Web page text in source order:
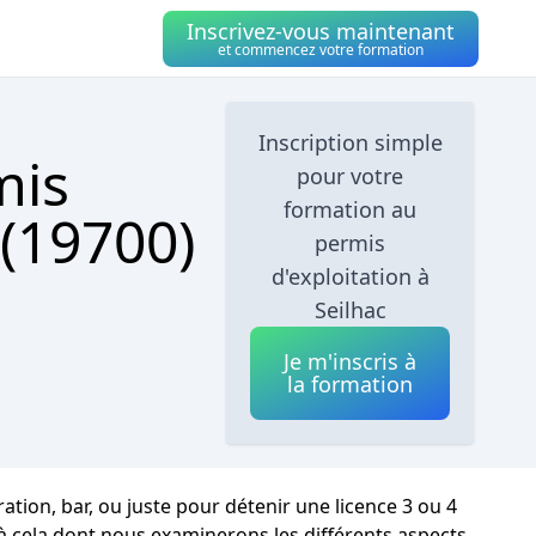
Inscrivez-vous maintenant
et commencez votre formation
Inscription simple
pour votre
formation au
permis
d'exploitation à
Seilhac
Je m'inscris à
la formation
bar, ou juste pour détenir une licence 3 ou 4